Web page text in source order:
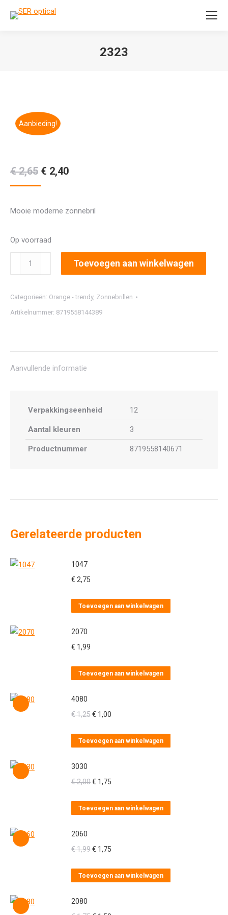
Search:
2323
Aanbieding!
€2,65 Oorspronkelijke
prijs
€ 2,65.
€ 2,40Huidige
€ 2,40.
Mooie moderne zonnebril
Op voorraad
aantal
Toevoegen aan winkelwagen
Categorieën: Orange - trendy, Zonnebrillen
Artikelnummer: 8719558144389
Aanvullende informatie
Verpakkingseenheid 12
Aantal kleuren 3
Productnummer 8719558140671
Gerelateerde producten
1047
€ 2,75
Toevoegen aan winkelwagen
2070
€ 1,99
Toevoegen aan winkelwagen
4080
€1,25Oorspronkelijke
was:
€ 1,00
is:
Toevoegen aan winkelwagen
3030
€2,00Oorspronkelijke
was:
€ 1,75
is:
Toevoegen aan winkelwagen
2060
€1,99Oorspronkelijke
was:
€ 1,75
is:
Toevoegen aan winkelwagen
2080